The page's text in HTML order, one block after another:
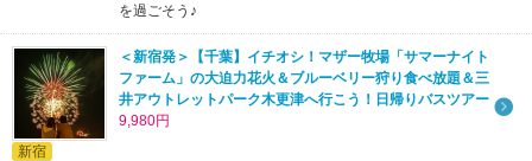
を過ごそう♪
新宿
＜新宿発＞【千葉】イチオシ！マザー牧場「サマーナイト
ファーム」の大迫力花火＆ブルーベリー狩り食べ放題＆三
井アウトレットパーク木更津へ行こう！日帰りバスツアー
9,980円